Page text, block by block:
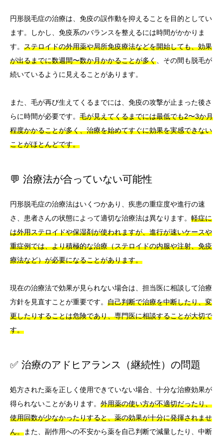
円形脱毛症の治療は、免疫の誤作動を抑えることを目的としてい
ます。しかし、免疫系のバランスを整えるには時間がかかりま
す。 ステロイドの外用薬や局所免疫療法などを開始しても、効果
が出るまでに数週間〜数か月かかることが多く 、その間も脱毛が
続いているように見えることがあります。
また、毛が再び生えてくるまでには、免疫の攻撃が止まった後さ
らに時間が必要です。 毛が見えてくるまでには最低でも2〜3か月
程度かかることが多く、治療を始めてすぐに効果を実感できない
ことがほとんどです。
💬 治療法が合っていない可能性
円形脱毛症の治療法はいくつかあり、疾患の重症度や進行の速
さ、患者さんの状態によって適切な治療法は異なります。 軽症に
は外用ステロイドや保湿剤が使われますが、進行が速いケースや
重症例では、より積極的な治療（ステロイドの内服や注射、免疫
療法など）が必要になることがあります。
現在の治療法で効果が見られない場合は、担当医に相談して治療
方針を見直すことが重要です。 自己判断で治療を中断したり、変
更したりすることは危険であり、専門医に相談することが大切で
す。
✅ 治療のアドヒアランス（継続性）の問題
処方された薬を正しく使用できていない場合、十分な治療効果が
得られないことがあります。 外用薬の使い方が不適切だったり、
使用回数が少なかったりすると、薬の効果が十分に発揮されませ
ん。また、副作用への不安から薬を自己判断で減量したり、中断